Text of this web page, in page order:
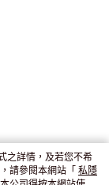
天內取。逾期後
之詳情，及若您不希
請參閱本網站「 私隱